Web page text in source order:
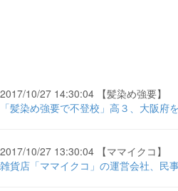
2017/10/27 14:30:04 【髪染め強要】
「髪染め強要で不登校」高３、大阪府
2017/10/27 13:30:04 【ママイクコ】
雑貨店「ママイクコ」の運営会社、民